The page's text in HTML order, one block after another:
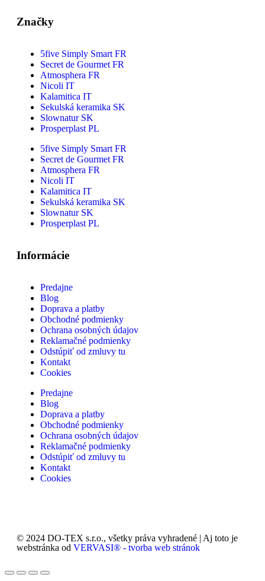
Značky
5five Simply Smart FR
Secret de Gourmet FR
Atmosphera FR
Nicoli IT
Kalamitica IT
Sekulská keramika SK
Slownatur SK
Prosperplast PL
5five Simply Smart FR
Secret de Gourmet FR
Atmosphera FR
Nicoli IT
Kalamitica IT
Sekulská keramika SK
Slownatur SK
Prosperplast PL
Informácie
Predajne
Blog
Doprava a platby
Obchodné podmienky
Ochrana osobných údajov
Reklamačné podmienky
Odstúpiť od zmluvy tu
Kontakt
Cookies
Predajne
Blog
Doprava a platby
Obchodné podmienky
Ochrana osobných údajov
Reklamačné podmienky
Odstúpiť od zmluvy tu
Kontakt
Cookies
© 2024 DO-TEX s.r.o., všetky práva vyhradené | Aj toto je
webstránka od VERVASI® - tvorba web stránok